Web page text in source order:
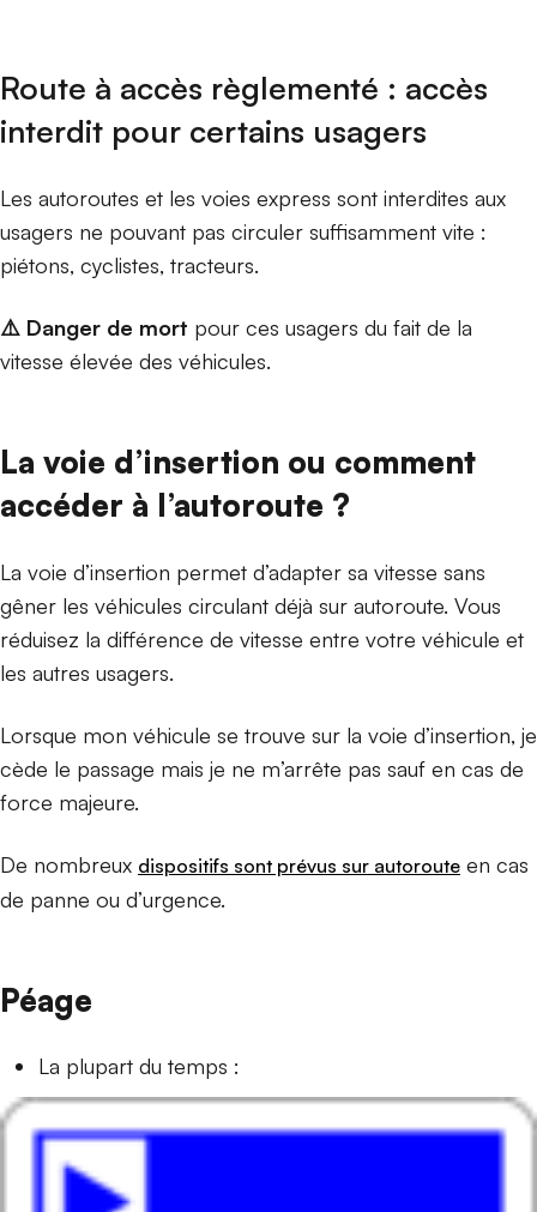
Route à accès règlementé : accès
interdit pour certains usagers
Les autoroutes et les voies express sont interdites aux
usagers ne pouvant pas circuler suffisamment vite :
piétons, cyclistes, tracteurs.
⚠️ Danger de mort pour ces usagers du fait de la
vitesse élevée des véhicules.
La voie d’insertion ou comment
accéder à l’autoroute ?
La voie d’insertion permet d’adapter sa vitesse sans
gêner les véhicules circulant déjà sur autoroute. Vous
réduisez la différence de vitesse entre votre véhicule et
les autres usagers.
Lorsque mon véhicule se trouve sur la voie d’insertion, je
cède le passage mais je ne m’arrête pas sauf en cas de
force majeure.
De nombreux dispositifs sont prévus sur autoroute en cas
de panne ou d’urgence.
Péage
La plupart du temps :